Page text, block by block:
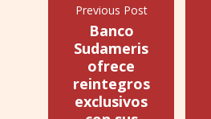
Previous Post
Banco
Sudameris
ofrece
reintegros
exclusivos